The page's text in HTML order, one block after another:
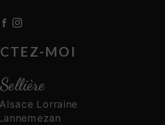
MOI
Lorraine